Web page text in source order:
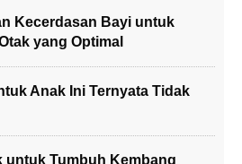
Kecerdasan Bayi untuk
yang Optimal
Anak Ini Ternyata Tidak
untuk Tumbuh Kembang